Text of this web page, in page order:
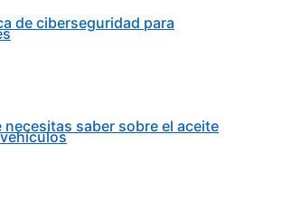
de ciberseguridad para
necesitas saber sobre el aceite